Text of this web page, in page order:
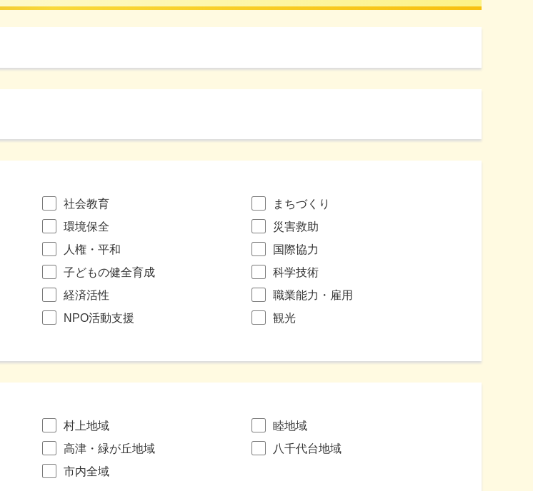
社会教育
まちづくり
環境保全
災害救助
人権・平和
国際協力
子どもの健全育成
科学技術
経済活性
職業能力・雇用
NPO活動支援
観光
村上地域
睦地域
高津・緑が丘地域
八千代台地域
市内全域